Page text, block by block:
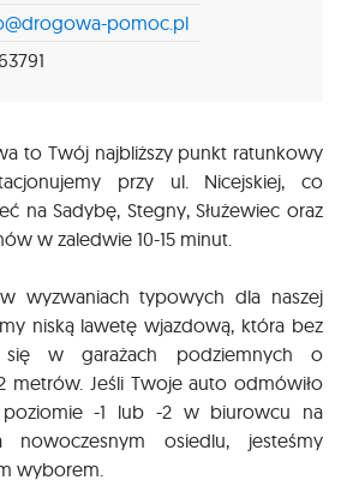
pomoc.pl
to Twój najbliższy punkt ratunkowy
przy ul. Nicejskiej, co
na Sadybę, Stegny, Służewiec oraz
w zaledwie 10-15 minut.
wyzwaniach typowych dla naszej
niską lawetę wjazdową, która bez
się w garażach podziemnych o
metrów. Jeśli Twoje auto odmówiło
poziomie -1 lub -2 w biurowcu na
osiedlu, jesteśmy
wyborem.